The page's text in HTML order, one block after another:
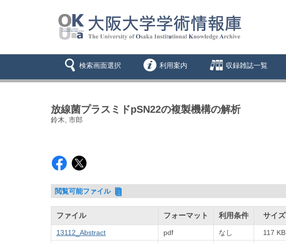
検索画面選択 利用案内 収録雑誌一覧
放線菌プラスミドpSN22の複製機構の解析
鈴木, 市郎
閲覧可能ファイル
ファイル フォーマット 利用条件 サイズ
13112_Abstract pdf なし 117 KB